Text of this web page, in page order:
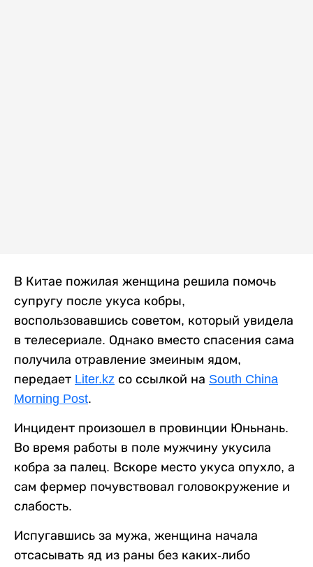
В Китае пожилая женщина решила помочь
супругу после укуса кобры,
воспользовавшись советом, который увидела
в телесериале. Однако вместо спасения сама
получила отравление змеиным ядом,
передает Liter.kz со ссылкой на South China
Morning Post.
Инцидент произошел в провинции Юньнань.
Во время работы в поле мужчину укусила
кобра за палец. Вскоре место укуса опухло, а
сам фермер почувствовал головокружение и
слабость.
Испугавшись за мужа, женщина начала
отсасывать яд из раны без каких-либо